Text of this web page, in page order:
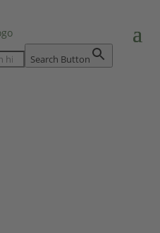
Search Button